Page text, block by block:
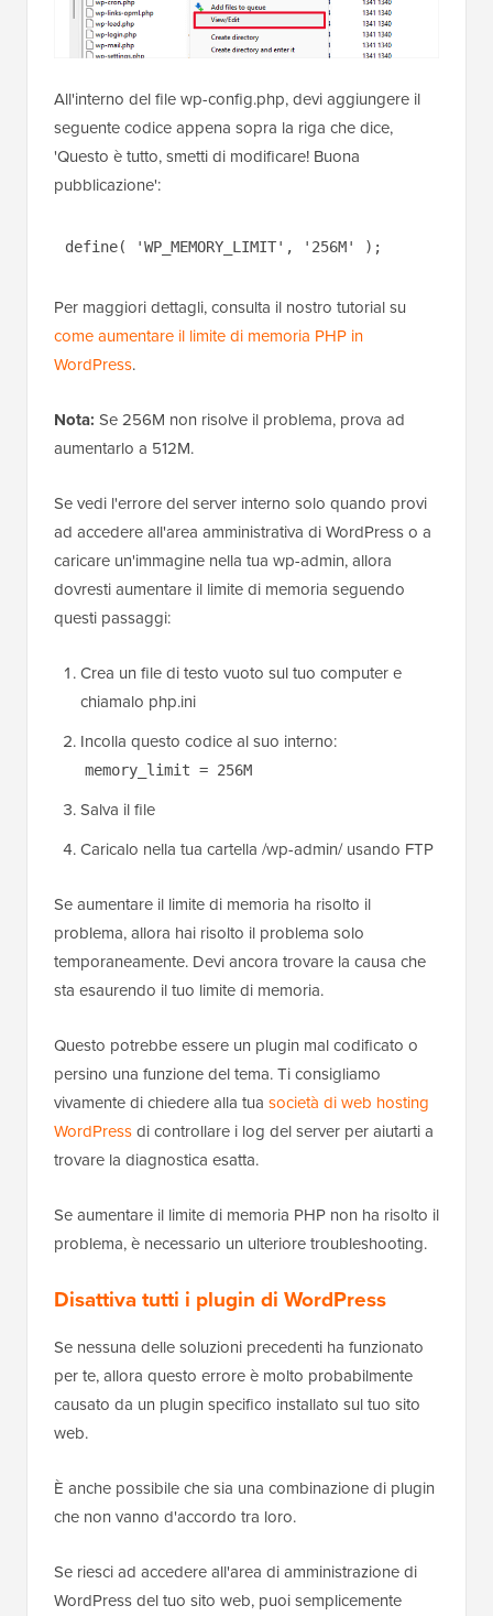
All'interno del file wp-config.php, devi aggiungere il
seguente codice appena sopra la riga che dice,
'Questo è tutto, smetti di modificare! Buona
pubblicazione':
define( 'WP_MEMORY_LIMIT', '256M' );
Per maggiori dettagli, consulta il nostro tutorial su
come aumentare il limite di memoria PHP in
WordPress.
Nota: Se 256M non risolve il problema, prova ad
aumentarlo a 512M.
Se vedi l'errore del server interno solo quando provi
ad accedere all'area amministrativa di WordPress o a
caricare un'immagine nella tua wp-admin, allora
dovresti aumentare il limite di memoria seguendo
questi passaggi:
Crea un file di testo vuoto sul tuo computer e
chiamalo php.ini
Incolla questo codice al suo interno:
memory_limit = 256M
Salva il file
Caricalo nella tua cartella /wp-admin/ usando FTP
Se aumentare il limite di memoria ha risolto il
problema, allora hai risolto il problema solo
temporaneamente. Devi ancora trovare la causa che
sta esaurendo il tuo limite di memoria.
Questo potrebbe essere un plugin mal codificato o
persino una funzione del tema. Ti consigliamo
vivamente di chiedere alla tua società di web hosting
WordPressdi controllare i log del server per aiutarti a
trovare la diagnostica esatta.
Se aumentare il limite di memoria PHP non ha risolto il
problema, è necessario un ulteriore troubleshooting.
Disattiva tutti i plugin di WordPress
Se nessuna delle soluzioni precedenti ha funzionato
per te, allora questo errore è molto probabilmente
causato da un plugin specifico installato sul tuo sito
web.
È anche possibile che sia una combinazione di plugin
che non vanno d'accordo tra loro.
Se riesci ad accedere all'area di amministrazione di
WordPress del tuo sito web, puoi semplicemente